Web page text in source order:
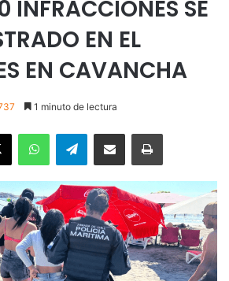
INFRACCIONES SE
EN EL
EN CAVANCHA
1 minuto de lectura
X WhatsAppTelegramEnviar vía email Imprimir